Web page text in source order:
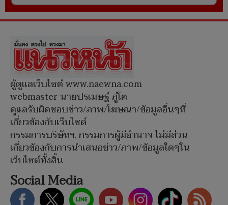
ผู้ดูแลเว็บไซต์ www.naewna.com
webmaster นายปรเมษฐ์ ภู่โต
ดูแลรับผิดชอบข่าว/ภาพ/โฆษณา/ข้อมูลอื่นๆที่
เกี่ยวข้องกับเว็บไซต์
กรรมการบริษัทฯ, กรรมการผู้มีอำนาจ ไม่มีส่วน
เกี่ยวข้องกับการนำเสนอข่าว/ภาพ/ข้อมูลใดๆใน
เว็บไซต์ทั้งสิ้น
Social Media